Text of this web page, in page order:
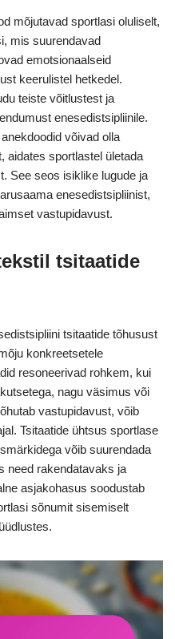
mõjutavad sportlasi oluliselt,
mis suurendavad
emotsionaalseid
keerulistel hetkedel.
teiste võitlustest ja
enesedistsipliinile.
võivad olla
aidates sportlastel ületada
See seos isiklike lugude ja
enesedistsipliinist,
vastupidavust.
tsitaatide
tsitaatide tõhusust
konkreetsetele
resoneerivad rohkem, kui
nagu väsimus või
vastupidavust, võib
Tsitaatide ühtsus sportlase
võib suurendada
need rakendatavaks ja
asjakohasus soodustab
sõnumit sisemiselt